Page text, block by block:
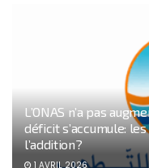
L’ONAS n’a pas
déficit s’accumule:
l’addition?
1 AVRIL 2026